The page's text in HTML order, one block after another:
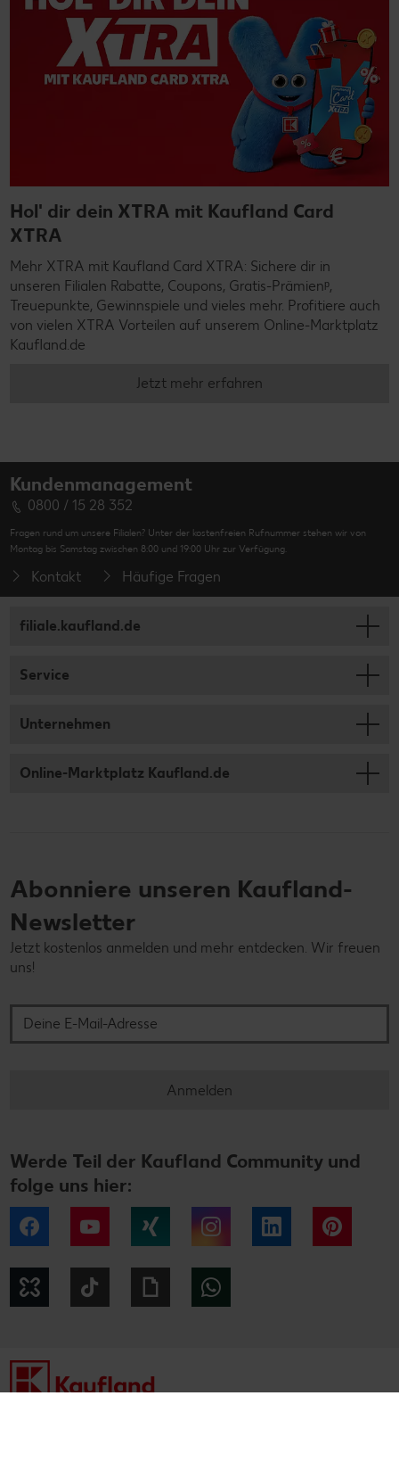
Hol' dir dein XTRA mit Kaufland Card
XTRA
Mehr XTRA mit Kaufland Card XTRA: Sichere dir in
unseren Filialen Rabatte, Coupons, Gratis-Prämienᵖ,
Treuepunkte, Gewinnspiele und vieles mehr. Profitiere auch
von vielen XTRA Vorteilen auf unserem Online-Marktplatz
Kaufland.de
Jetzt mehr erfahren
Kundenmanagement
0800 / 15 28 352
Fragen rund um unsere Filialen? Unter der kostenfreien Rufnummer stehen wir von
Montag bis Samstag zwischen 8:00 und 19:00 Uhr zur Verfügung.
Kontakt Häufige Fragen
filiale.kaufland.de
Service
Unternehmen
Online-Marktplatz Kaufland.de
Abonniere unseren Kaufland-
Newsletter
Jetzt kostenlos anmelden und mehr entdecken. Wir freuen
uns!
Anmelden
Werde Teil der Kaufland Community und
folge uns hier:
Facebook YouTube Instagram LinkedIn
Kununu Giphy